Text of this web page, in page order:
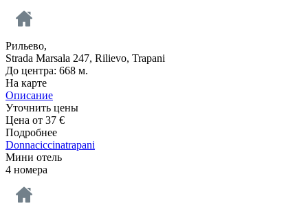
Рильево,
Strada Marsala 247, Rilievo, Trapani
До центра: 668 м.
На карте
Описание
Уточнить цены
Цена от 37 €
Подробнее
Donnaciccinatrapani
Мини отель
4 номера